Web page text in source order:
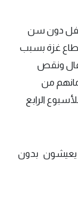
في بيان: "أصبح أكثر من 3500 طفل دون سن
غزة بسبب
ونقص
من
الرابع
17 ألف طفل يعيشون بدون